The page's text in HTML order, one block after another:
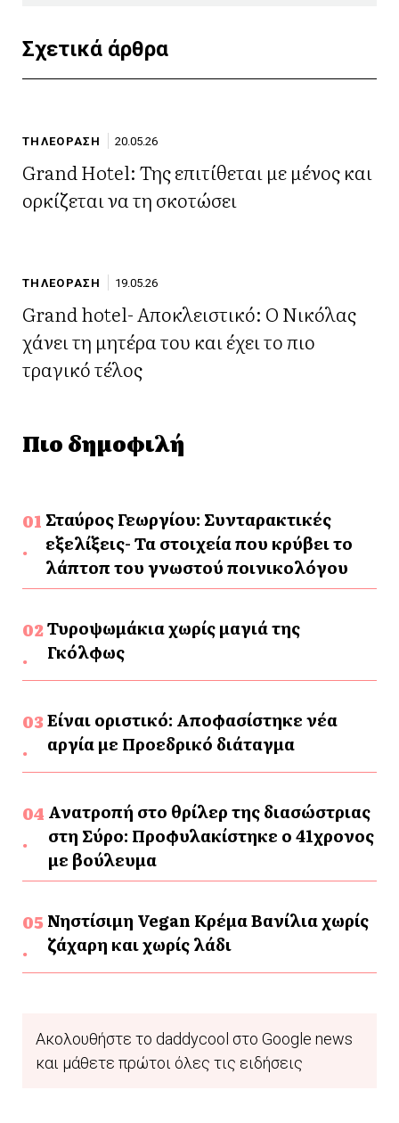
Σχετικά άρθρα
ΤΗΛΕΟΡΑΣΗ 20.05.26
Grand Hotel: Της επιτίθεται με μένος και
ορκίζεται να τη σκοτώσει
ΤΗΛΕΟΡΑΣΗ 19.05.26
Grand hotel- Αποκλειστικό: Ο Νικόλας
χάνει τη μητέρα του και έχει το πιο
τραγικό τέλος
Πιο δημοφιλή
Σταύρος Γεωργίου: Συνταρακτικές
εξελίξεις- Τα στοιχεία που κρύβει το
λάπτοπ του γνωστού ποινικολόγου
Τυροψωμάκια χωρίς μαγιά της
Γκόλφως
Είναι οριστικό: Αποφασίστηκε νέα
αργία με Προεδρικό διάταγμα
Ανατροπή στο θρίλερ της διασώστριας
στη Σύρο: Προφυλακίστηκε ο 41χρονος
με βούλευμα
Νηστίσιμη Vegan Κρέμα Βανίλια χωρίς
ζάχαρη και χωρίς λάδι
Ακολουθήστε το daddycool στο Google news
και μάθετε πρώτοι όλες τις ειδήσεις